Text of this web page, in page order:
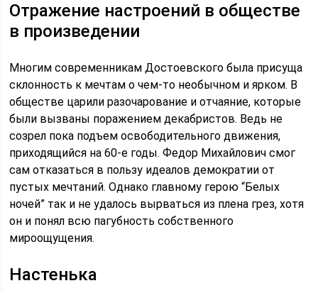
Отражение настроений в обществе
в произведении
Многим современникам Достоевского была присуща
склонность к мечтам о чем-то необычном и ярком. В
обществе царили разочарование и отчаяние, которые
были вызваны поражением декабристов. Ведь не
созрел пока подъем освободительного движения,
приходящийся на 60-е годы. Федор Михайлович смог
сам отказаться в пользу идеалов демократии от
пустых мечтаний. Однако главному герою “Белых
ночей” так и не удалось вырваться из плена грез, хотя
он и понял всю пагубность собственного
мироощущения.
Настенька